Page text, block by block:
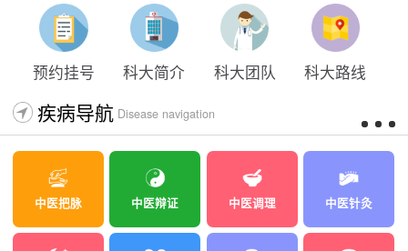
太原科大开展心理沙盘团体体验系列公益活动
预约挂号 科大简介 科大团队 科大路线
疾病导航 Disease navigation
中医把脉 中医辩证 中医调理 中医针灸